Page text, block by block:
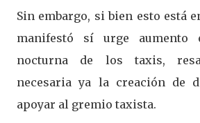
Sin embargo, si bien esto está
manifestó sí urge
nocturna de los taxis,
necesaria ya la creación de
apoyar al gremio taxista.